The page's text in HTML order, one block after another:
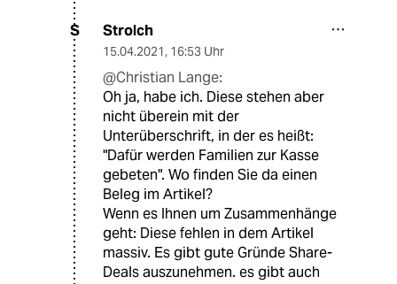
S Strolch
15.04.2021, 16:53 Uhr
@Christian Lange:
Oh ja, habe ich. Diese stehen aber
nicht überein mit der
Unterüberschrift, in der es heißt:
"Dafür werden Familien zur Kasse
gebeten". Wo finden Sie da einen
Beleg im Artikel?
Wenn es Ihnen um Zusammenhänge
geht: Diese fehlen in dem Artikel
massiv. Es gibt gute Gründe Share-
Deals auszunehmen. es gibt auch